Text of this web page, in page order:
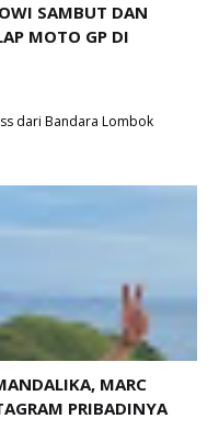
SAMBUT DAN
MOTO GP DI
dari Bandara Lombok
MARC
PRIBADINYA